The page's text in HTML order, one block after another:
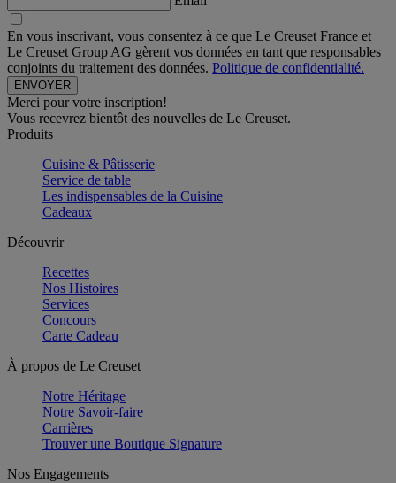
En vous inscrivant, vous consentez à ce que Le Creuset France et
Le Creuset Group AG gèrent vos données en tant que responsables
conjoints du traitement des données. Politique de confidentialité.
Merci pour votre inscription!
Vous recevrez bientôt des nouvelles de Le Creuset.
Produits
Cuisine & Pâtisserie
Service de table
Les indispensables de la Cuisine
Cadeaux
Découvrir
Recettes
Nos Histoires
Services
Concours
Carte Cadeau
À propos de Le Creuset
Notre Héritage
Notre Savoir-faire
Carrières
Trouver une Boutique Signature
Nos Engagements